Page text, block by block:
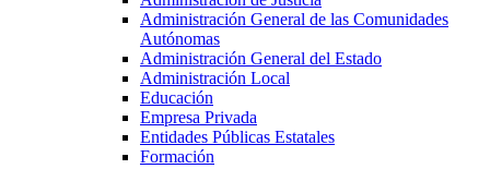
Administración General de las Comunidades
Autónomas
Administración General del Estado
Administración Local
Educación
Empresa Privada
Entidades Públicas Estatales
Formación